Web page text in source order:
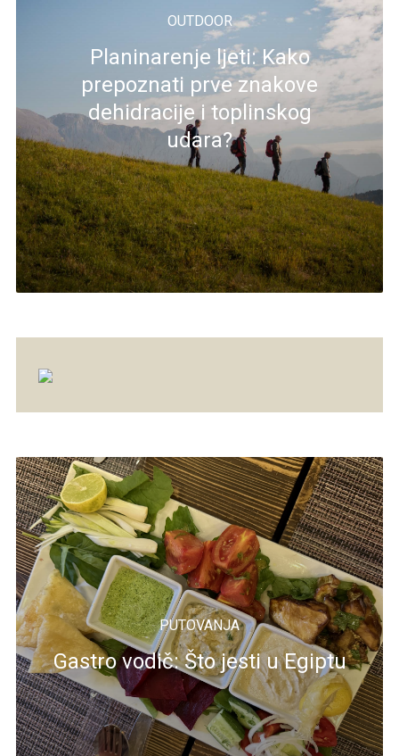
OUTDOOR
Planinarenje ljeti: Kako
prepoznati prve znakove
dehidracije i toplinskog
udara?
PUTOVANJA
Gastro vodič: Što jesti u Egiptu